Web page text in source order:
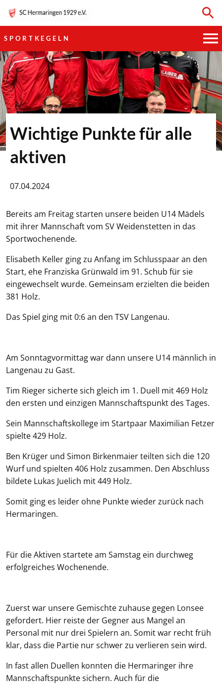
SPORTKEGELN
HAUPTVEREIN
SPORTKEGELN
FUSSBALL
GYMNASTIK
Wichtige Punkte für alle
aktiven
07.04.2024
Bereits am Freitag starten unsere beiden U14 Mädels
mit ihrer Mannschaft vom SV Weidenstetten in das
Sportwochenende.
Elisabeth Keller ging zu Anfang im Schlusspaar an den
Start, ehe Franziska Grünwald im 91. Schub für sie
eingewechselt wurde. Gemeinsam erzielten die beiden
381 Holz.
Das Spiel ging mit 0:6 an den TSV Langenau.
Am Sonntagvormittag war dann unsere U14 männlich in
Langenau zu Gast.
Tim Rieger sicherte sich gleich im 1. Duell mit 469 Holz
den ersten und einzigen Mannschaftspunkt des Tages.
Sein Mannschaftskollege im Startpaar Maximilian Fetzer
spielte 429 Holz.
Ben Krüger und Simon Birkenmaier teilten sich die 120
Wurf und spielten 406 Holz zusammen. Den Abschluss
bildete Lukas Juelich mit 449 Holz.
Somit ging es leider ohne Punkte wieder zurück nach
Hermaringen.
Für die Aktiven startete am Samstag ein durchweg
erfolgreiches Wochenende.
Zuerst war unsere Gemischte zuhause gegen Lonsee
gefordert. Hier reiste der Gegner aus Mangel an
Personal mit nur drei Spielern an. Somit war recht früh
klar, dass die Partie nur schwer zu verlieren sein wird.
In fast allen Duellen konnten die Hermaringer ihre
Mannschaftspunkte sichern. Auch für die